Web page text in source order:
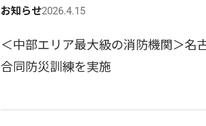
お知らせ2026.4.15
＜中部エリア最大級の消防機関＞名
合同防災訓練を実施